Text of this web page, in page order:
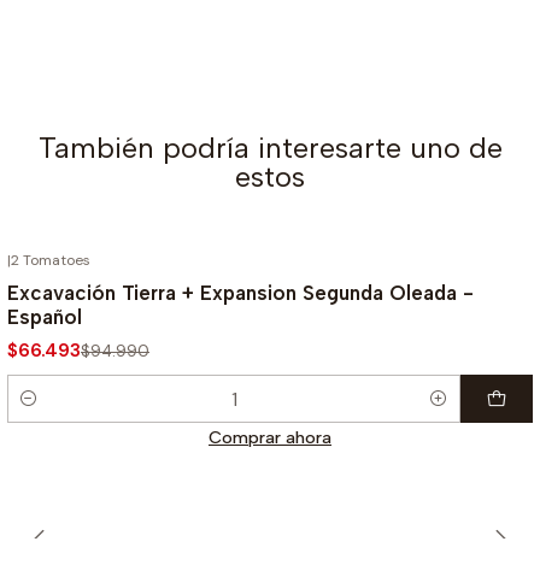
También podría interesarte uno de
estos
-30%
|2 Tomatoes
Excavación Tierra + Expansion Segunda Oleada -
Español
$66.493$94.990
Cantidad
Comprar ahora